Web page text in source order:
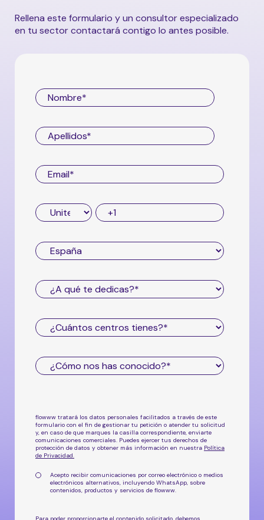
Rellena este formulario y un consultor especializado
en tu sector contactará contigo lo antes posible.
flowww tratará los datos personales facilitados a través de este
formulario con el fin de gestionar tu petición o atender tu solicitud
y, en caso de que marques la casilla correspondiente, enviarte
comunicaciones comerciales. Puedes ejercer tus derechos de
protección de datos y obtener más información en nuestra Política
de Privacidad.
Acepto recibir comunicaciones por correo electrónico o medios
electrónicos alternativos, incluyendo WhatsApp, sobre
contenidos, productos y servicios de flowww.